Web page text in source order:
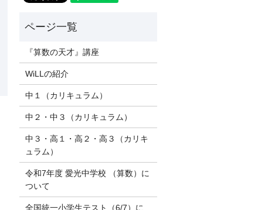
『算数の天才』講座
WiLLの紹介
中１（カリキュラム）
中２・中３（カリキュラム）
中３・高１・高２・高３（カリキ
ュラム）
令和7年度 愛光中学校 （算数）に
ついて
全国統一小学生テスト（6/7）に